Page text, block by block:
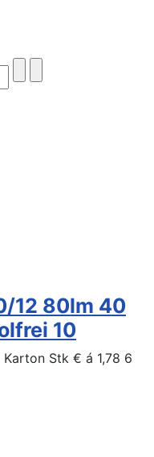
12 80lm 40
10
Stk € á 1,78 6